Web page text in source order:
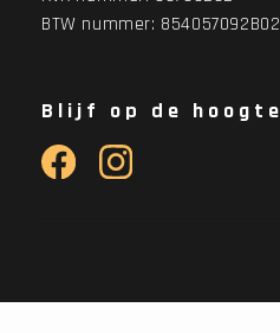
BTW nummer: 854057092B02
Blijf op de hoogte